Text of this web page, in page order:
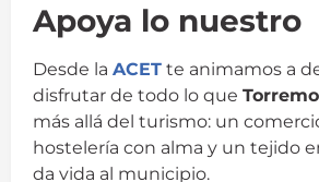
Apoya lo nuestro
Desde la ACET te animamos a
disfrutar de todo lo que
más allá del turismo: un
hostelería con alma y un tejido
da vida al municipio.